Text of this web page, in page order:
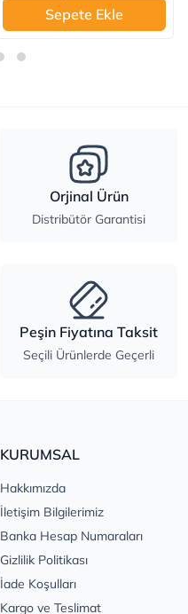
Sepete Ekle
Orjinal Ürün
Distribütör Garantisi
Peşin Fiyatına Taksit
Seçili Ürünlerde Geçerli
KURUMSAL
Hakkımızda
İletişim Bilgilerimiz
Banka Hesap Numaraları
Gizlilik Politikası
İade Koşulları
Kargo ve Teslimat